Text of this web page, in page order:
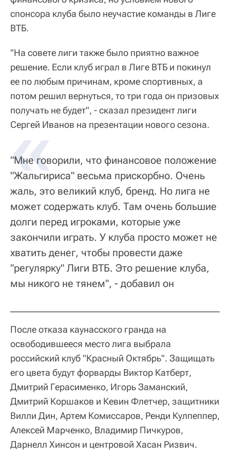
спонсора клуба было неучастие команды в Лиге
ВТБ.
"На совете лиги также было приятно важное
решение. Если клуб играл в Лиге ВТБ и покинул
ее по любым причинам, кроме спортивных, а
потом решил вернуться, то три года он призовых
получать не будет", - сказал президент лиги
Сергей Иванов на презентации нового сезона.
"Мне говорили, что финансовое положение
"Жальгириса" весьма прискорбно. Очень
жаль, это великий клуб, бренд. Но лига не
может содержать клуб. Там очень большие
долги перед игроками, которые уже
закончили играть. У клуба просто может не
хватить денег, чтобы провести даже
"регулярку" Лиги ВТБ. Это решение клуба,
мы никого не тянем", - добавил он
После отказа каунасского гранда на
освободившееся место лига выбрала
российский клуб "Красный Октябрь". Защищать
его цвета будут форварды Виктор Катберт,
Дмитрий Герасименко, Игорь Заманский,
Дмитрий Коршаков и Кевин Флетчер, защитники
Вилли Дин, Артем Комиссаров, Ренди Кулпеппер,
Алексей Марченко, Владимир Пичкуров,
Дарнелл Хинсон и центровой Хасан Ризвич.